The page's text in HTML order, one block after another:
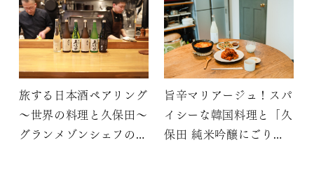
旅する日本酒ペアリング
～世界の料理と久保田～
グランメゾンシェフの技
旨辛マリアージュ！スパ
イシーな韓国料理と「久
保田 純米吟醸にごり」